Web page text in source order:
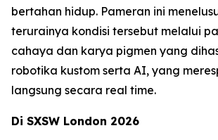
bertahan hidup. Pameran ini
terurainya kondisi tersebut melalui
cahaya dan karya pigmen yang
robotika kustom serta AI, yang
langsung secara real time.
Di SXSW London 2026